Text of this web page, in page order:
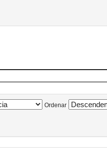
Ordenar